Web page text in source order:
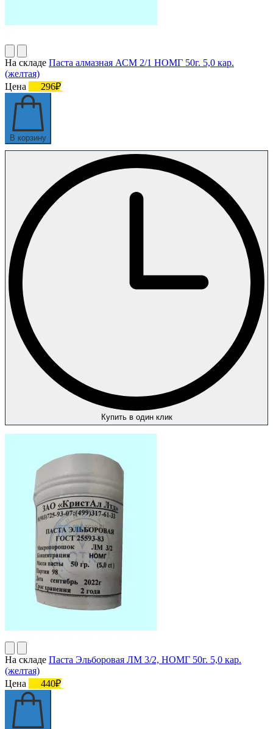
На складе Паста алмазная АСМ 2/1 НОМГ 50г. 5,0 кар.
(желтая)
Цена
296₽
В корзину
Купить в один клик
На складе Паста Эльборовая ЛМ 3/2, НОМГ 50г. 5,0 кар.
(желтая)
Цена
440₽